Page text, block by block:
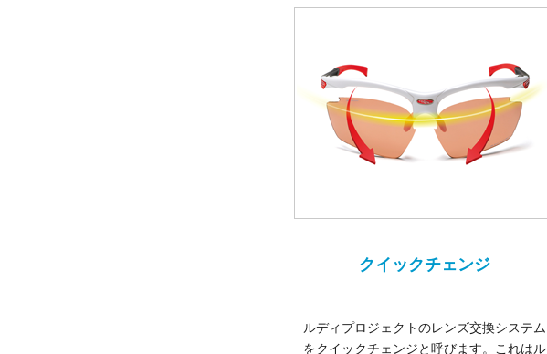
クイックチェンジ
ルディプロジェクトのレンズ交換システム
をクイックチェンジと呼びます。これはル